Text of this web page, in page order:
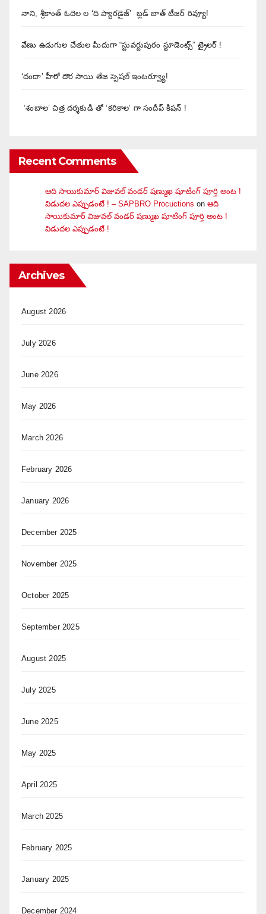
నాని, శ్రీకాంత్ ఓదెల ల ‘ది ప్యారడైజ్’ బ్లడ్ బాత్ టీజర్ రివ్యూ!
వేణు ఉడుగుల చేతుల మీదుగా “స్టువర్టుపురం స్టూడెంట్స్” ట్రైలర్ !
‘దందా’ హీరో దొర సాయి తేజ స్పెషల్ ఇంటర్వ్యూ!
‘శంబాల’ చిత్ర దర్శకుడి తో ‘కరికాల’ గా సందీప్ కిషన్ !
Recent Comments
ఆది సాయికుమార్ విజువ‌ల్ వండ‌ర్ ష‌ణ్ముఖ షూటింగ్ పూర్తి అంట !
విడుదల ఎప్పుడంటే ! – SAPBRO Procuctions on ఆది
సాయికుమార్ విజువ‌ల్ వండ‌ర్ ష‌ణ్ముఖ షూటింగ్ పూర్తి అంట !
విడుదల ఎప్పుడంటే !
Archives
August 2026
July 2026
June 2026
May 2026
March 2026
February 2026
January 2026
December 2025
November 2025
October 2025
September 2025
August 2025
July 2025
June 2025
May 2025
April 2025
March 2025
February 2025
January 2025
December 2024